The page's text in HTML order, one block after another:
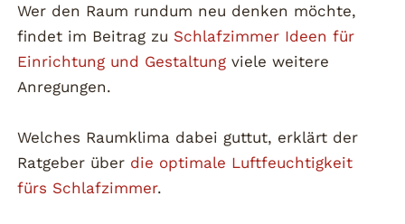
Wer den Raum rundum neu denken möchte,
findet im Beitrag zu Schlafzimmer Ideen für
Einrichtung und Gestaltung viele weitere
Anregungen.
Welches Raumklima dabei guttut, erklärt der
Ratgeber über die optimale Luftfeuchtigkeit
fürs Schlafzimmer.